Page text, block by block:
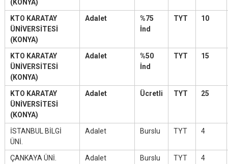
(KONYA)
KTO KARATAY
ÜNİVERSİTESİ
(KONYA)
Adalet
%75
İnd
TYT 10
KTO KARATAY
ÜNİVERSİTESİ
(KONYA)
Adalet
%50
İnd
TYT 15
KTO KARATAY
ÜNİVERSİTESİ
(KONYA)
Adalet Ücretli TYT 25
İSTANBUL BİLGİ
ÜNİ.
Adalet Burslu TYT 4
ÇANKAYA ÜNİ.
Adalet Burslu TYT 4